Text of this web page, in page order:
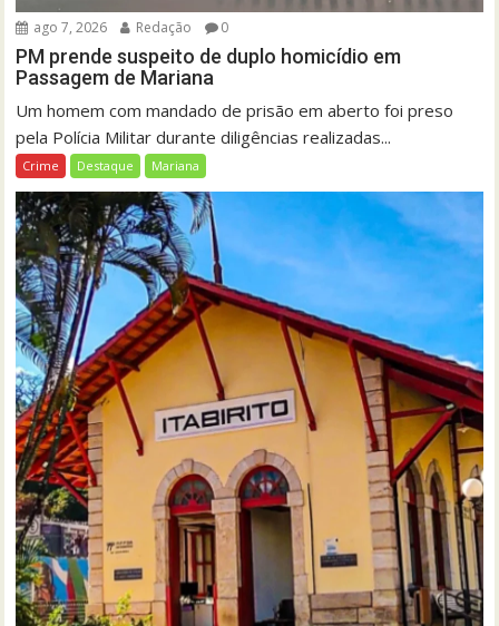
ago 7, 2026 Redação 0
PM prende suspeito de duplo homicídio em
Passagem de Mariana
Um homem com mandado de prisão em aberto foi preso
pela Polícia Militar durante diligências realizadas...
Crime Destaque Mariana